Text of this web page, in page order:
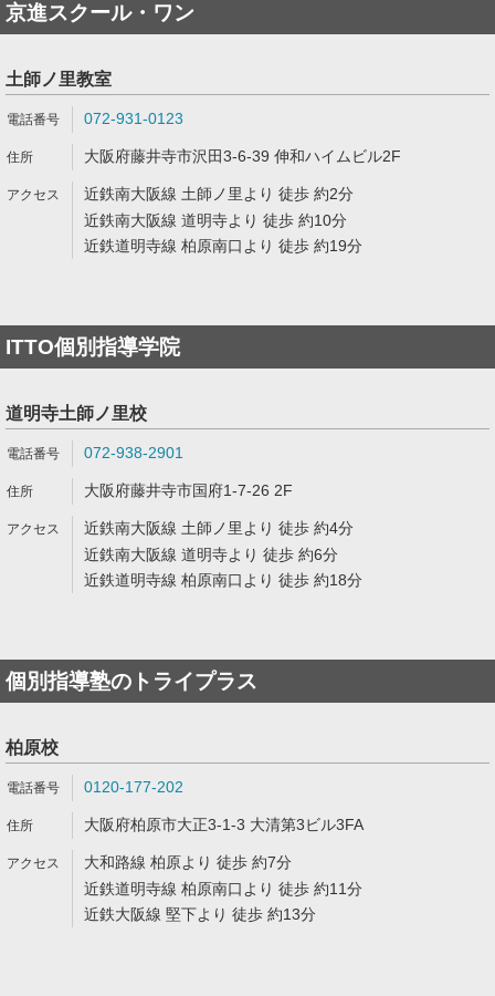
京進スクール・ワン
土師ノ里教室
072-931-0123
大阪府藤井寺市沢田3-6-39 伸和ハイムビル2F
近鉄南大阪線 土師ノ里より 徒歩 約2分
近鉄南大阪線 道明寺より 徒歩 約10分
近鉄道明寺線 柏原南口より 徒歩 約19分
ITTO個別指導学院
道明寺土師ノ里校
072-938-2901
大阪府藤井寺市国府1-7-26 2F
近鉄南大阪線 土師ノ里より 徒歩 約4分
近鉄南大阪線 道明寺より 徒歩 約6分
近鉄道明寺線 柏原南口より 徒歩 約18分
個別指導塾のトライプラス
柏原校
0120-177-202
大阪府柏原市大正3-1-3 大清第3ビル3FA
大和路線 柏原より 徒歩 約7分
近鉄道明寺線 柏原南口より 徒歩 約11分
近鉄大阪線 堅下より 徒歩 約13分